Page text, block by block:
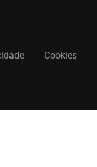
Cookies